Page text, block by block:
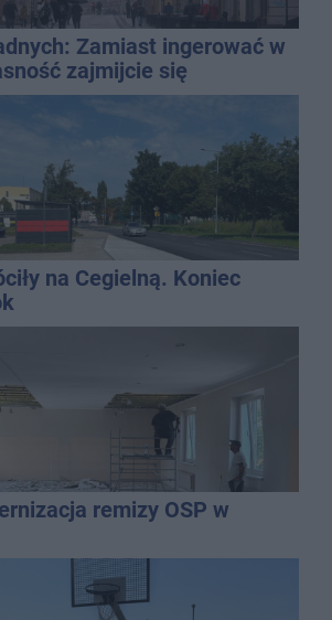
Zamiast ingerować w
zajmijcie się
na Cegielną. Koniec
remizy OSP w